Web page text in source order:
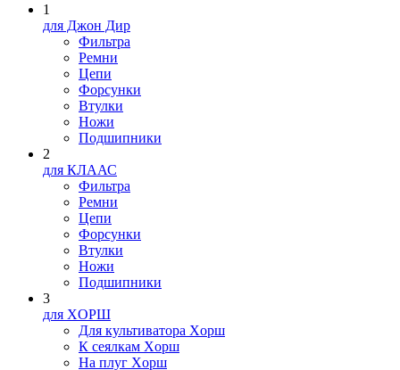
1
для Джон Дир
Фильтра
Ремни
Цепи
Форсунки
Втулки
Ножи
Подшипники
2
для КЛААС
Фильтра
Ремни
Цепи
Форсунки
Втулки
Ножи
Подшипники
3
для XOPШ
Для культиватора Xopш
К сеялкам Xopш
На плуг Xopш